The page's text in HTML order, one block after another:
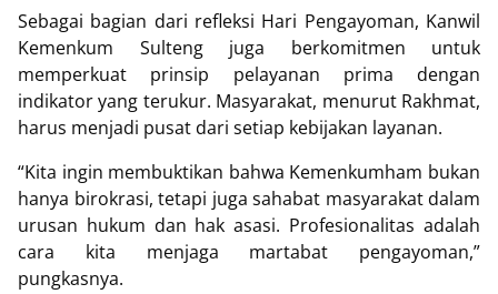
Sebagai bagian dari refleksi Hari Pengayoman, Kanwil
Kemenkum Sulteng juga berkomitmen untuk
memperkuat prinsip pelayanan prima dengan
indikator yang terukur. Masyarakat, menurut Rakhmat,
harus menjadi pusat dari setiap kebijakan layanan.
“Kita ingin membuktikan bahwa Kemenkumham bukan
hanya birokrasi, tetapi juga sahabat masyarakat dalam
urusan hukum dan hak asasi. Profesionalitas adalah
cara kita menjaga martabat pengayoman,”
pungkasnya.